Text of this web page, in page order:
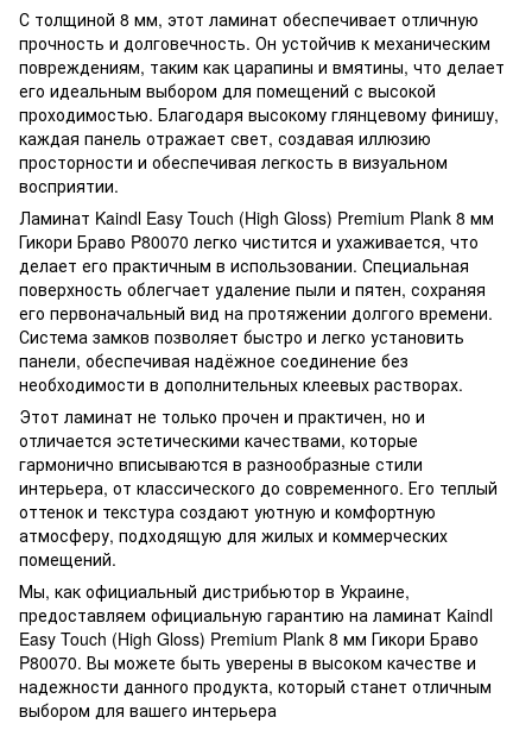
С толщиной 8 мм, этот ламинат обеспечивает отличную
прочность и долговечность. Он устойчив к механическим
повреждениям, таким как царапины и вмятины, что делает
его идеальным выбором для помещений с высокой
проходимостью. Благодаря высокому глянцевому финишу,
каждая панель отражает свет, создавая иллюзию
просторности и обеспечивая легкость в визуальном
восприятии.
Ламинат Kaindl Easy Touch (High Gloss) Premium Plank 8 мм
Гикори Браво P80070 легко чистится и ухаживается, что
делает его практичным в использовании. Специальная
поверхность облегчает удаление пыли и пятен, сохраняя
его первоначальный вид на протяжении долгого времени.
Система замков позволяет быстро и легко установить
панели, обеспечивая надёжное соединение без
необходимости в дополнительных клеевых растворах.
Этот ламинат не только прочен и практичен, но и
отличается эстетическими качествами, которые
гармонично вписываются в разнообразные стили
интерьера, от классического до современного. Его теплый
оттенок и текстура создают уютную и комфортную
атмосферу, подходящую для жилых и коммерческих
помещений.
Мы, как официальный дистрибьютор в Украине,
предоставляем официальную гарантию на ламинат Kaindl
Easy Touch (High Gloss) Premium Plank 8 мм Гикори Браво
P80070. Вы можете быть уверены в высоком качестве и
надежности данного продукта, который станет отличным
выбором для вашего интерьера